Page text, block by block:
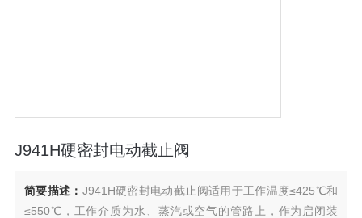
J941H硬密封电动截止阀
简要描述： J941H硬密封电动截止阀适用于工作温度≤425℃和
≤550℃，工作介质为水、蒸汽或空气的管路上，作为启闭装